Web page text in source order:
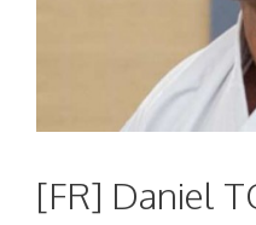
[FR] Daniel